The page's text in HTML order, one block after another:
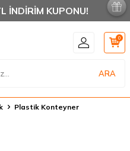
İNDİRİM KUPONU!
ARA
0
Plastik Konteyner